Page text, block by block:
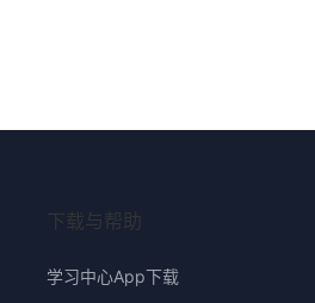
下载与帮助
学习中心App下载